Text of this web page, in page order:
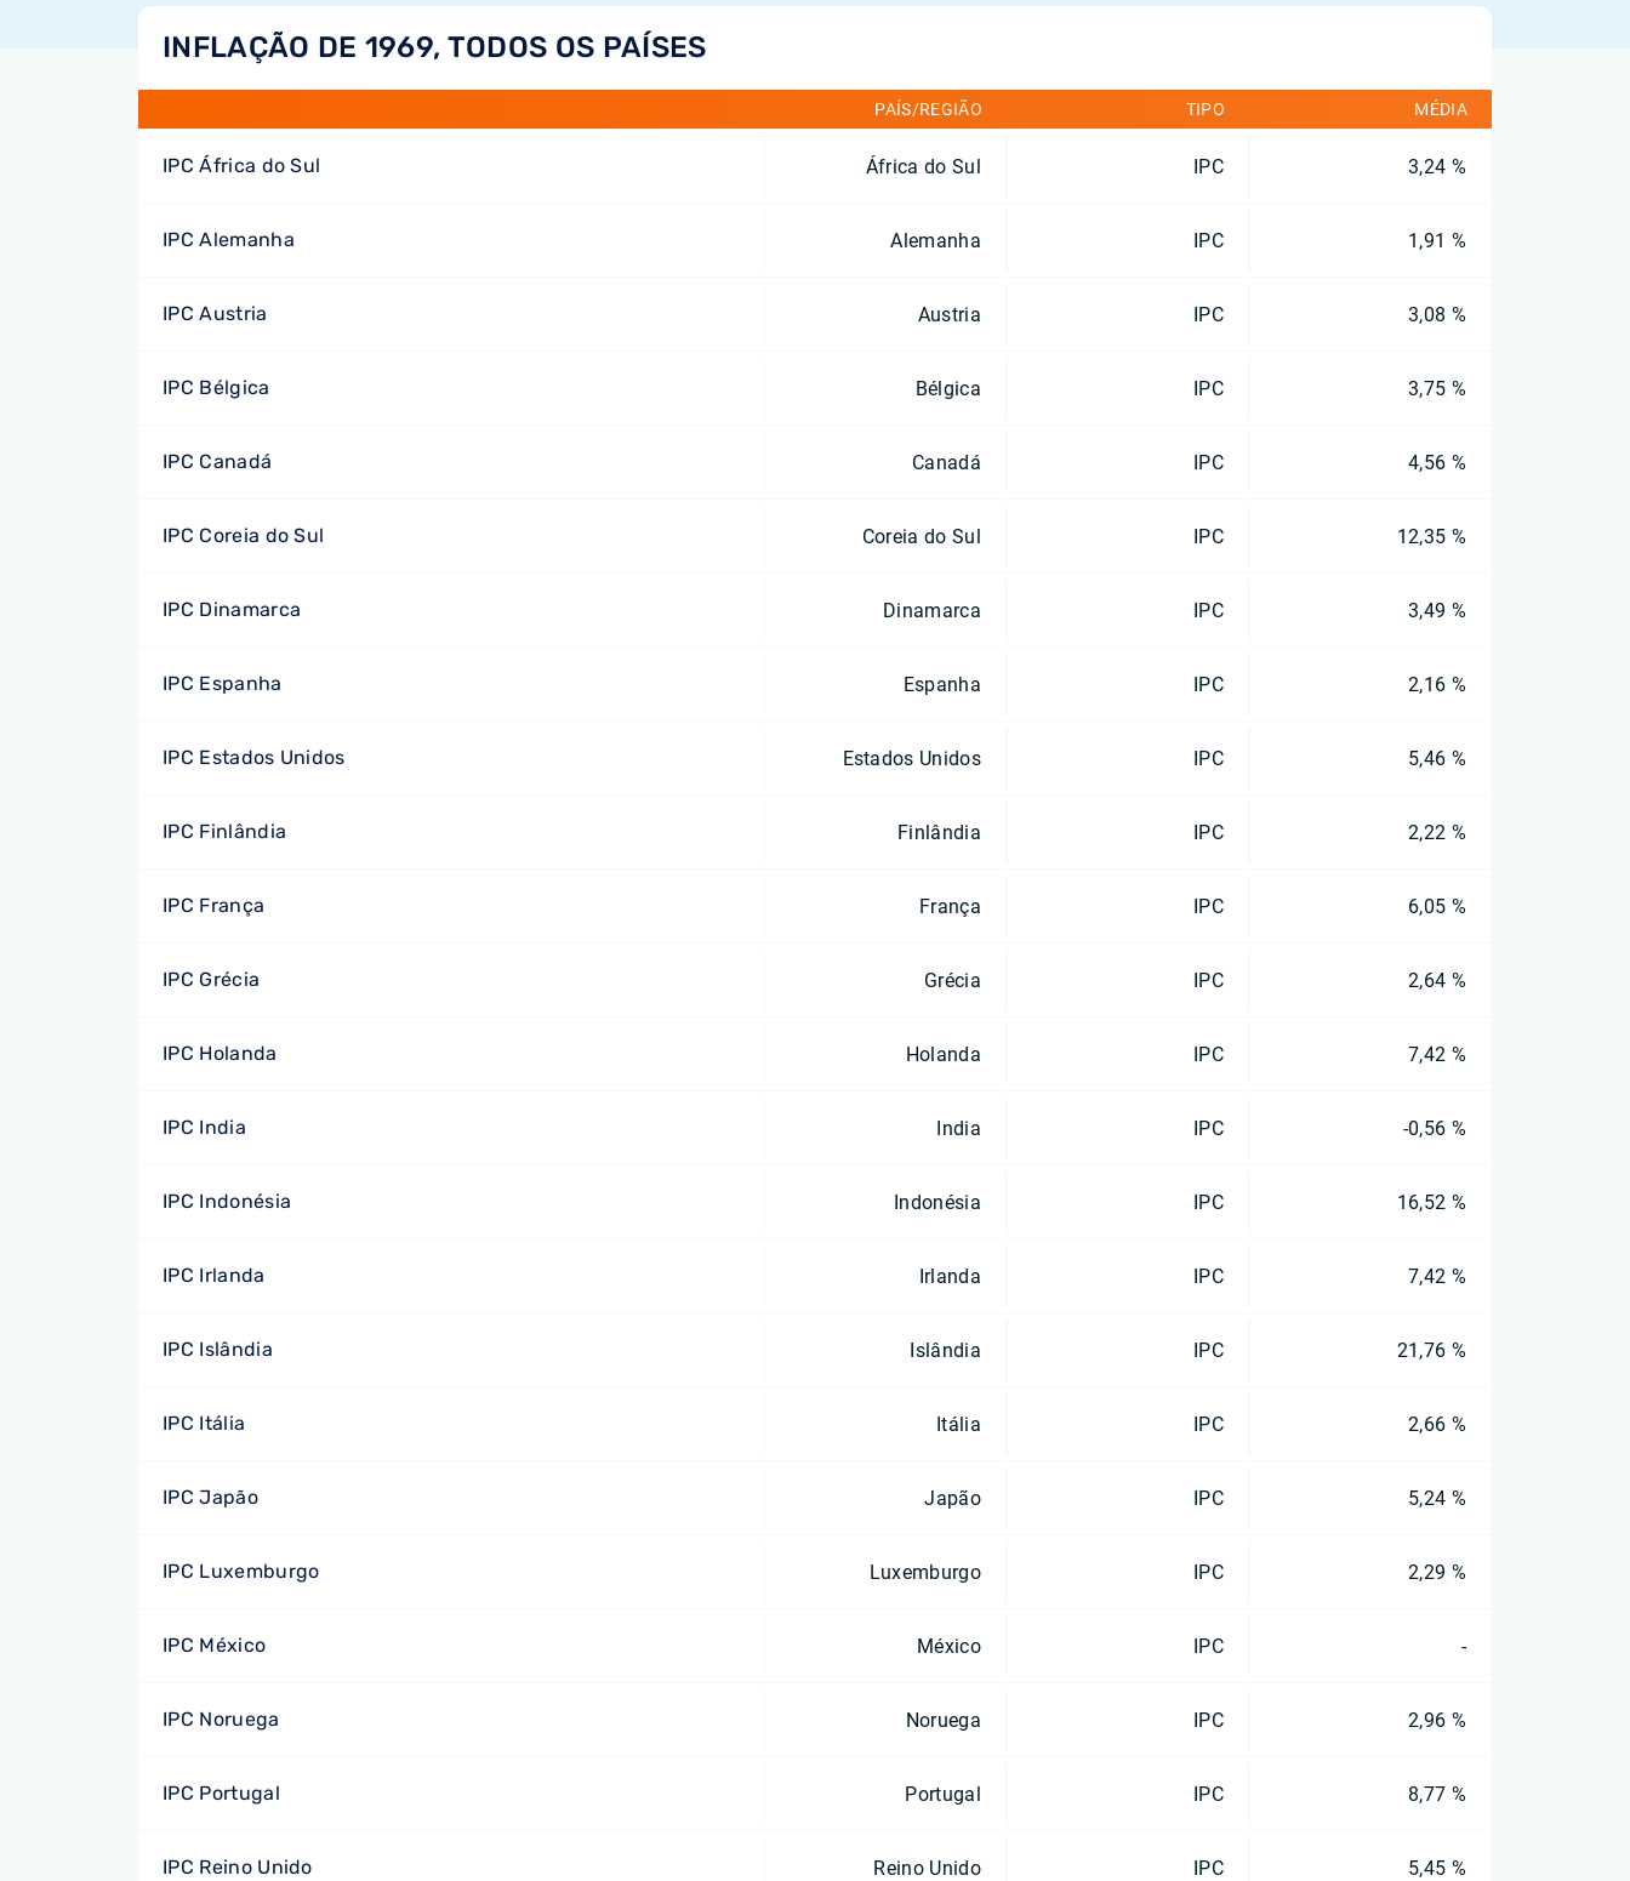
INFLAÇÃO DE 1969, TODOS OS PAÍSES
PAÍS/REGIÃO TIPO MÉDIA
IPC África do Sul África do Sul IPC 3,24 %
IPC Alemanha Alemanha IPC 1,91 %
IPC Austria Austria IPC 3,08 %
IPC Bélgica Bélgica IPC 3,75 %
IPC Canadá Canadá IPC 4,56 %
IPC Coreia do Sul Coreia do Sul IPC 12,35 %
IPC Dinamarca Dinamarca IPC 3,49 %
IPC Espanha Espanha IPC 2,16 %
IPC Estados Unidos Estados Unidos IPC 5,46 %
IPC Finlândia Finlândia IPC 2,22 %
IPC França França IPC 6,05 %
IPC Grécia Grécia IPC 2,64 %
IPC Holanda Holanda IPC 7,42 %
IPC India India IPC -0,56 %
IPC Indonésia Indonésia IPC 16,52 %
IPC Irlanda Irlanda IPC 7,42 %
IPC Islândia Islândia IPC 21,76 %
IPC Itália Itália IPC 2,66 %
IPC Japão Japão IPC 5,24 %
IPC Luxemburgo Luxemburgo IPC 2,29 %
IPC México México IPC -
IPC Noruega Noruega IPC 2,96 %
IPC Portugal Portugal IPC 8,77 %
IPC Reino Unido Reino Unido IPC 5,45 %